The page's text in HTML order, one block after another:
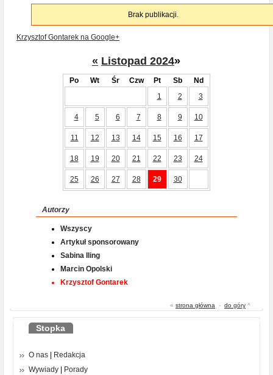
Brak publikacji.
Krzysztof Gontarek na Google+
« Listopad 2024»
Po Wt Śr Czw Pt Sb
Nd
1
2 3
4 5 6 7 8 9 10
11 12 13 14 15 16 17
18 19 20 21 22 23 24
25 26 27 28 29 30
Autorzy
Wszyscy
Artykuł sponsorowany
Sabina Iling
Marcin Opolski
Krzysztof Gontarek
« strona główna - do góry ^
Stopka
O nas
Redakcja
Wywiady
Porady